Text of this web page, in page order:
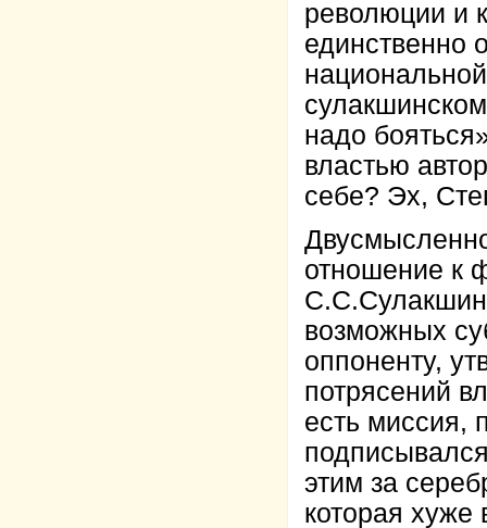
революции и
единственно
надо
властью
себе? Эх,
отношение к
С.С.Сулакшин
возможных
оппоненту,
потрясений
есть миссия,
этим за
которая хуже